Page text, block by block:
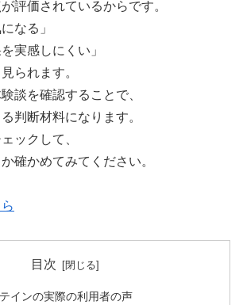
評価されているからです。
なる」
実感しにくい」
られます。
談を確認することで、
判断材料になります。
ックして、
確かめてみてください。
目次
インの実際の利用者の声